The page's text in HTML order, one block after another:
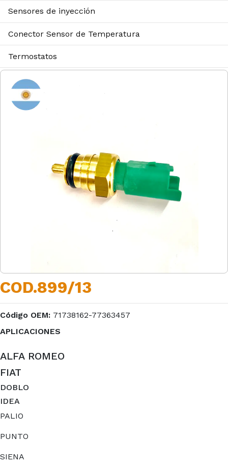
Sensores de inyección
Conector Sensor de Temperatura
Termostatos
COD.899/13
Código OEM: 71738162-77363457
APLICACIONES
ALFA ROMEO
FIAT
DOBLO
IDEA
PALIO
PUNTO
SIENA